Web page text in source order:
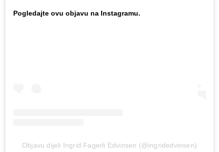
Pogledajte ovu objavu na Instagramu.
Objavu dijeli Ingrid Fagerli Edvinsen (@ingridedvinsen)